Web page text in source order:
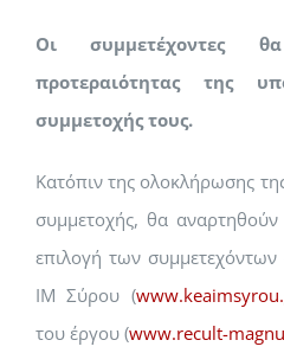
Οι συμμετέχοντες
προτεραιότητας της
συμμετοχής τους.
Κατόπιν της ολοκλήρωσης
συμμετοχής, θα
επιλογή των
ΙΜ Σύρου (
του έργου (www.recult-